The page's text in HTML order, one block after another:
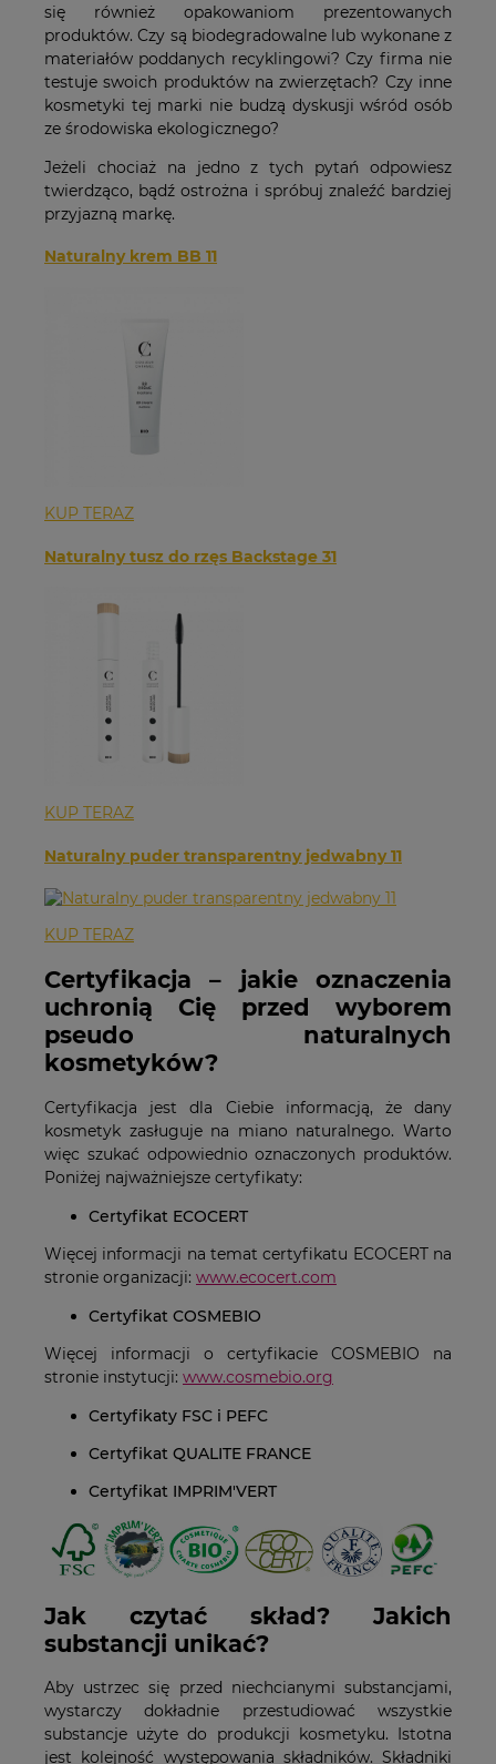
się również opakowaniom prezentowanych
produktów. Czy są biodegradowalne lub wykonane z
materiałów poddanych recyklingowi? Czy firma nie
testuje swoich produktów na zwierzętach? Czy inne
kosmetyki tej marki nie budzą dyskusji wśród osób
ze środowiska ekologicznego?
Jeżeli chociaż na jedno z tych pytań odpowiesz
twierdząco, bądź ostrożna i spróbuj znaleźć bardziej
przyjazną markę.
Naturalny krem BB 11
KUP TERAZ
Naturalny tusz do rzęs Backstage 31
KUP TERAZ
Naturalny puder transparentny jedwabny 11
KUP TERAZ
Certyfikacja – jakie oznaczenia
uchronią Cię przed wyborem
pseudo naturalnych
kosmetyków?
Certyfikacja jest dla Ciebie informacją, że dany
kosmetyk zasługuje na miano naturalnego. Warto
więc szukać odpowiednio oznaczonych produktów.
Poniżej najważniejsze certyfikaty:
Certyfikat ECOCERT
Więcej informacji na temat certyfikatu ECOCERT na
stronie organizacji: www.ecocert.com
Certyfikat COSMEBIO
Więcej informacji o certyfikacie COSMEBIO na
stronie instytucji: www.cosmebio.org
Certyfikaty FSC i PEFC
Certyfikat QUALITE FRANCE
Certyfikat IMPRIM'VERT
Jak czytać skład? Jakich
substancji unikać?
Aby ustrzec się przed niechcianymi substancjami,
wystarczy dokładnie przestudiować wszystkie
substancje użyte do produkcji kosmetyku. Istotna
jest kolejność występowania składników. Składniki